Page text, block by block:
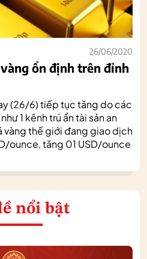
26/06/2020
ổn định trên đỉnh
(26/6) tiếp tục tăng do các
1 kênh trú ẩn tài sản an
vàng thế giới đang giao dịch
ounce, tăng 01 USD/ounce
nổi bật